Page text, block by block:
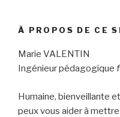
À PROPOS DE CE
Marie VALENTIN
Ingénieur pédagogique
Humaine, bienveillante
peux vous aider à